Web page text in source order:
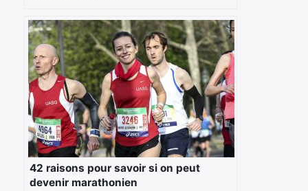
42 raisons pour savoir si on peut
devenir marathonien